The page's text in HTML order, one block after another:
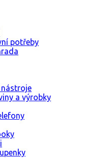
potřeby
nástroje
a výrobky